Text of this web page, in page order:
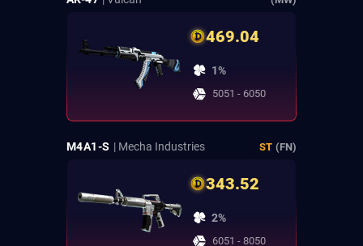
469.04
1%
5051 - 6050
M4A1-S | Mecha Industries ST (FN)
343.52
2%
6051 - 8050